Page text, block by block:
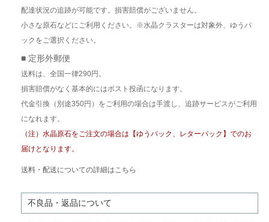
配達状況の追跡が可能です。損害賠償がございません。
小さな原石などにご利用ください。※水晶クラスターは対象外、ゆうパ
ックをご選択ください。
■ 定形外郵便
送料は、全国一律290円。
損害賠償がなく基本的にはポスト投函になります。
代金引換（別途350円）をご利用の場合は手渡し、追跡サービスがご利用
になれます。
（注）水晶原石をご注文の場合は【ゆうパック、レターパック】でのお
届けとなります。
送料・配送についての詳細はこちら
不良品・返品について